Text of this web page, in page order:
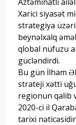
Xarici siyasət
strategiya
beynəlxalq
qlobal nüfuzu
gücləndirdi.
Bu gün İlham
strateji xətti
regionun qalib
2020-ci il
tarixi